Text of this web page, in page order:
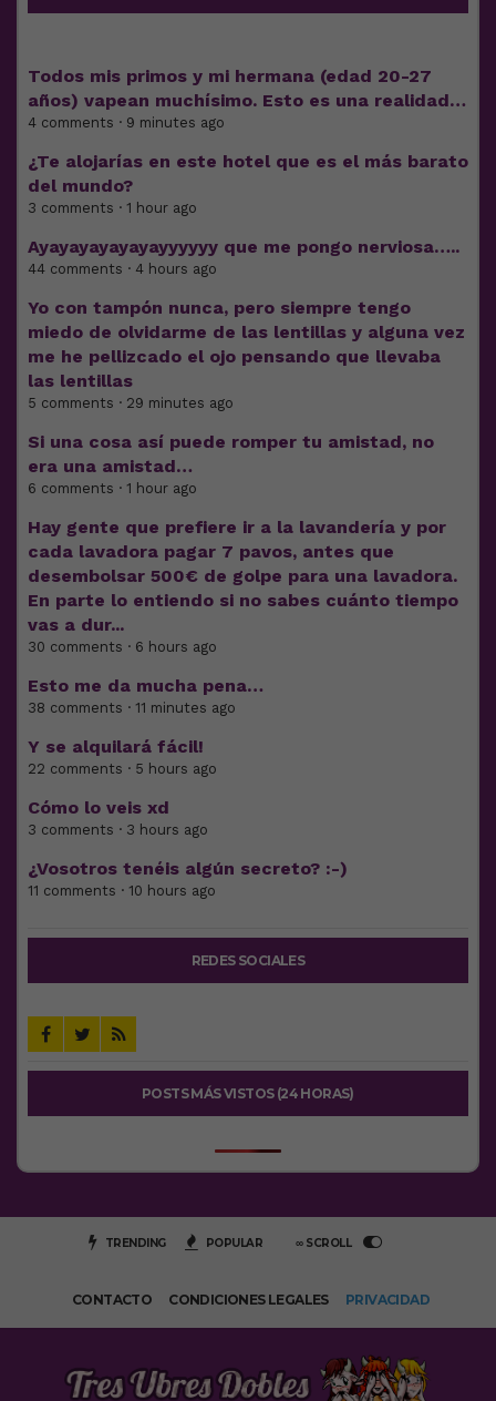
Todos mis primos y mi hermana (edad 20-27
años) vapean muchísimo. Esto es una realidad…
4 comments · 9 minutes ago
¿Te alojarías en este hotel que es el más barato
del mundo?
3 comments · 1 hour ago
Ayayayayayayayyyyyy que me pongo nerviosa…..
44 comments · 4 hours ago
Yo con tampón nunca, pero siempre tengo
miedo de olvidarme de las lentillas y alguna vez
me he pellizcado el ojo pensando que llevaba
las lentillas
5 comments · 29 minutes ago
Si una cosa así puede romper tu amistad, no
era una amistad…
6 comments · 1 hour ago
Hay gente que prefiere ir a la lavandería y por
cada lavadora pagar 7 pavos, antes que
desembolsar 500€ de golpe para una lavadora.
En parte lo entiendo si no sabes cuánto tiempo
vas a dur...
30 comments · 6 hours ago
Esto me da mucha pena…
38 comments · 11 minutes ago
Y se alquilará fácil!
22 comments · 5 hours ago
Cómo lo veis xd
3 comments · 3 hours ago
¿Vosotros tenéis algún secreto? :-)
11 comments · 10 hours ago
REDES SOCIALES
POSTS MÁS VISTOS (24 HORAS)
TRENDING POPULAR ∞ SCROLL
CONTACTO CONDICIONES LEGALES PRIVACIDAD